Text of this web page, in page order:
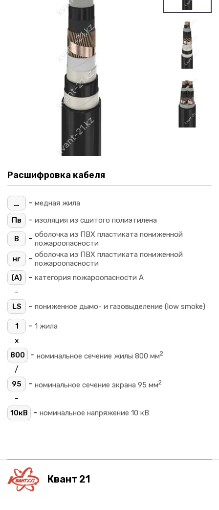
Расшифровка кабеля
_ - медная жила
Пв
- изоляция из сшитого полиэтилена
В - оболочка из ПВХ пластиката пониженной
пожароопасности
нг
- оболочка из ПВХ пластиката пониженной
пожароопасности
(A)
- категория пожароопасности A
-
LS - пониженное дымо- и газовыделение (low smoke)
1 - 1 жила
х
800 - номинальное сечение жилы 800 мм2
/
95 - номинальное сечение экрана 95 мм2
-
10кВ - номинальное напряжение 10 кВ
Квант 21